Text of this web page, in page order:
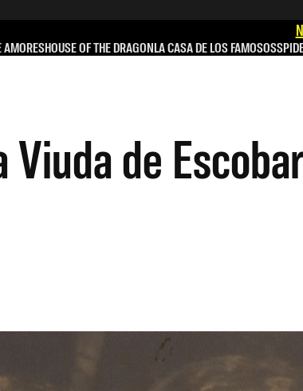
AMORESHOUSE OF THE DRAGONLA CASA DE LOS FAMOSOS
de